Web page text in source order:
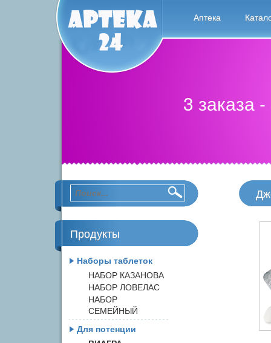
Аптека
3 заказа -
Продукты
Наборы таблеток
НАБОР КАЗАНОВА
НАБОР ЛОВЕЛАС
НАБОР
СЕМЕЙНЫЙ
Для потенции